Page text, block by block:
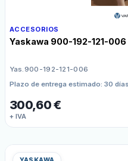
ACCESORIOS
Yaskawa 900-192-121-006
Yas.900-192-121-006
Plazo de entrega estimado: 30 días
300,60€
+ IVA